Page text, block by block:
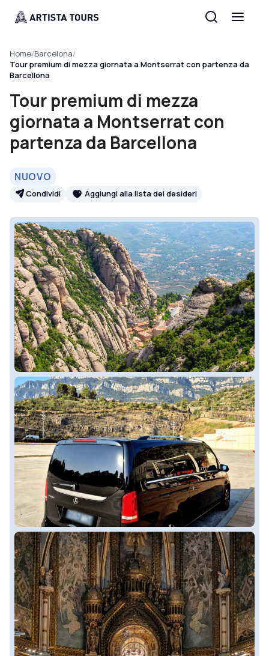
Home/Barcelona/
Tour premium di mezza giornata a Montserrat con partenza da
Barcellona
Tour premium di mezza
giornata a Montserrat con
partenza da Barcellona
NUOVO
Condividi Aggiungi alla lista dei desideri